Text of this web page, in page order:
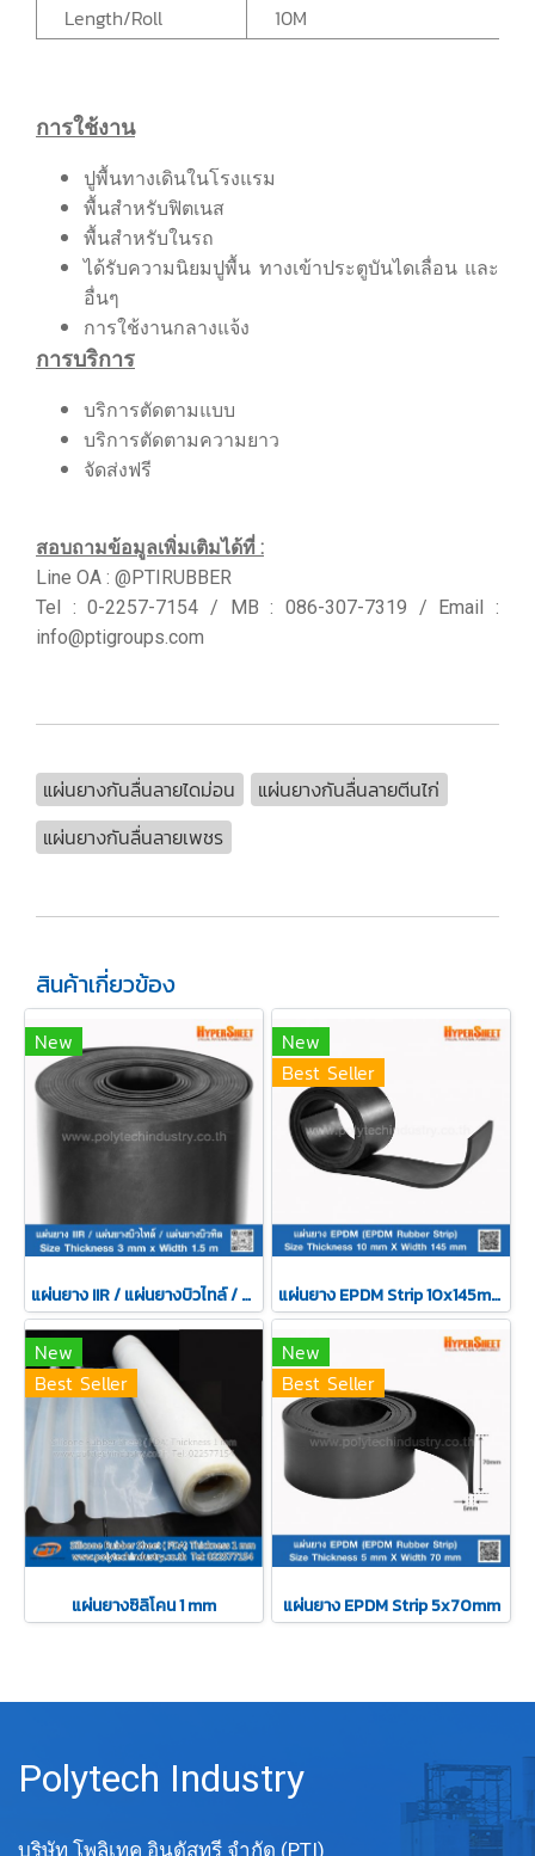
Length/Roll
10M
การใช้งาน
ปูพื้นทางเดินในโรงแรม
พื้นสำหรับฟิตเนส
พื้นสำหรับในรถ
ได้รับความนิยมปูพื้น ทางเข้าประตูบันไดเลื่อน และ
อื่นๆ
การใช้งานกลางแจ้ง
การบริการ
บริการตัดตามแบบ
บริการตัดตามความยาว
จัดส่งฟรี
สอบถามข้อมูลเพิ่มเติมได้ที่ :
Line OA : @PTIRUBBER
Tel : 0-2257-7154 / MB : 086-307-7319 / Email :
info@ptigroups.com
แผ่นยางกันลื่นลายไดม่อน
แผ่นยางกันลื่นลายตีนไก่
แผ่นยางกันลื่นลายเพชร
สินค้าเกี่ยวข้อง
New
แผ่นยาง IIR / แผ่นยางบิวไทล์ / แผ่นยางบิวทิล 3mm
New
Best Seller
แผ่นยาง EPDM Strip 10x145mm
New
Best Seller
แผ่นยางซิลิโคน 1 mm
New
Best Seller
แผ่นยาง EPDM Strip 5x70mm
Polytech Industry
บริษัท โพลิเทค อินดัสทรี จำกัด (PTI)